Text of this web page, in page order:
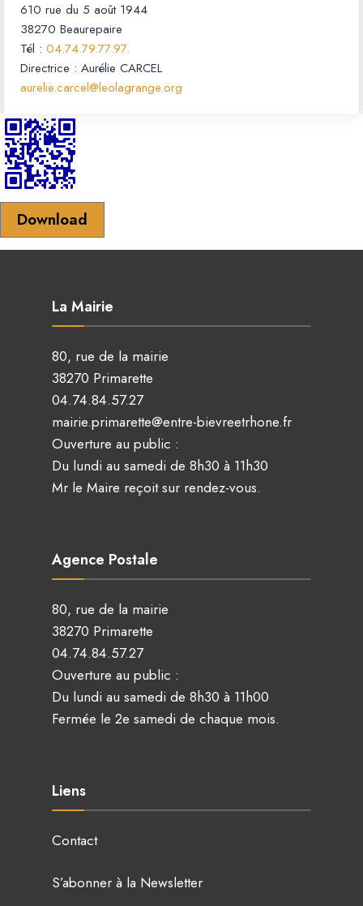
610 rue du 5 août 1944
38270 Beaurepaire
Tél : 04.74.79.77.97.
Directrice : Aurélie CARCEL
aurelie.carcel@leolagrange.org
Download
La Mairie
80, rue de la mairie
38270 Primarette
04.74.84.57.27
mairie.primarette@entre-bievreetrhone.fr
Ouverture au public :
Du lundi au samedi de 8h30 à 11h30
Mr le Maire reçoit sur rendez-vous.
Agence Postale
80, rue de la mairie
38270 Primarette
04.74.84.57.27
Ouverture au public :
Du lundi au samedi de 8h30 à 11h00
Fermée le 2e samedi de chaque mois.
Liens
Contact
S’abonner à la Newsletter